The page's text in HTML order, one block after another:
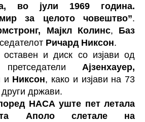
во јули 1969 година.
за целото човештво”.
Мајкл Колинс, Баз
Ричард Никсон.
и диск со изјави од
претседатели Ајзенхауер,
и Никсон, како и изјави на 73
држави.
НАСА уште пет летала
Аполо слетале на